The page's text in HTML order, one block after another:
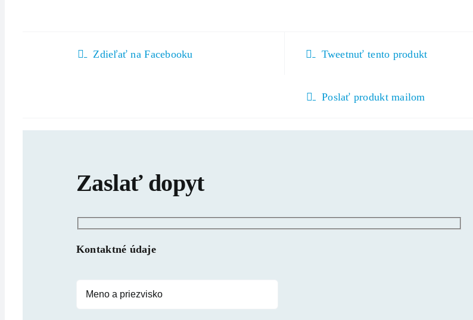
Zdieľať na Facebooku Tweetnuť tento produkt
Poslať produkt mailom
Zaslať dopyt
Kontaktné údaje